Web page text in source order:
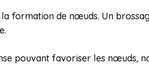
formation de nœuds. Un
pouvant favoriser les nœuds,